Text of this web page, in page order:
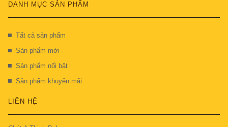
DANH MỤC SẢN PHẨM
Tất cả sản phẩm
Sản phẩm mới
Sản phẩm nổi bật
Sản phẩm khuyến mãi
LIÊN HỆ